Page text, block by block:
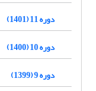
دوره 11 (1401)
دوره 10 (1400)
دوره 9 (1399)